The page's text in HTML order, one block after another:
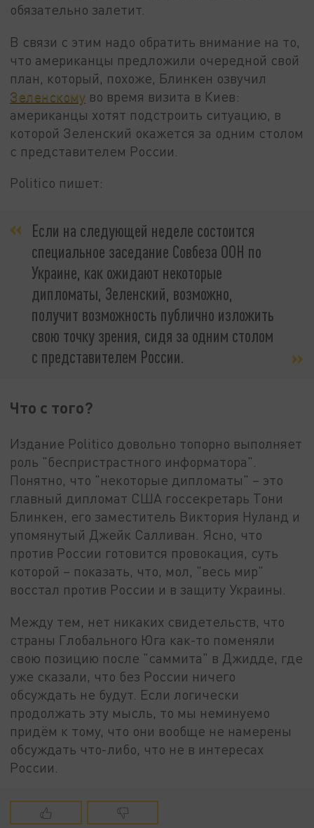
обязательно залетит.
В связи с этим надо обратить внимание на то,
что американцы предложили очередной свой
план, который, похоже, Блинкен озвучил
Зеленскому во время визита в Киев:
американцы хотят подстроить ситуацию, в
которой Зеленский окажется за одним столом
с представителем России.
Politico пишет:
Если на следующей неделе состоится
специальное заседание Совбеза ООН по
Украине, как ожидают некоторые
дипломаты, Зеленский, возможно,
получит возможность публично изложить
свою точку зрения, сидя за одним столом
с представителем России.
Что с того?
Издание Politico довольно топорно выполняет
роль "беспристрастного информатора".
Понятно, что "некоторые дипломаты" – это
главный дипломат США госсекретарь Тони
Блинкен, его заместитель Виктория Нуланд и
упомянутый Джейк Салливан. Ясно, что
против России готовится провокация, суть
которой – показать, что, мол, "весь мир"
восстал против России и в защиту Украины.
Между тем, нет никаких свидетельств, что
страны Глобального Юга как-то поменяли
свою позицию после "саммита" в Джидде, где
уже сказали, что без России ничего
обсуждать не будут. Если логически
продолжать эту мысль, то мы неминуемо
придём к тому, что они вообще не намерены
обсуждать что-либо, что не в интересах
России.